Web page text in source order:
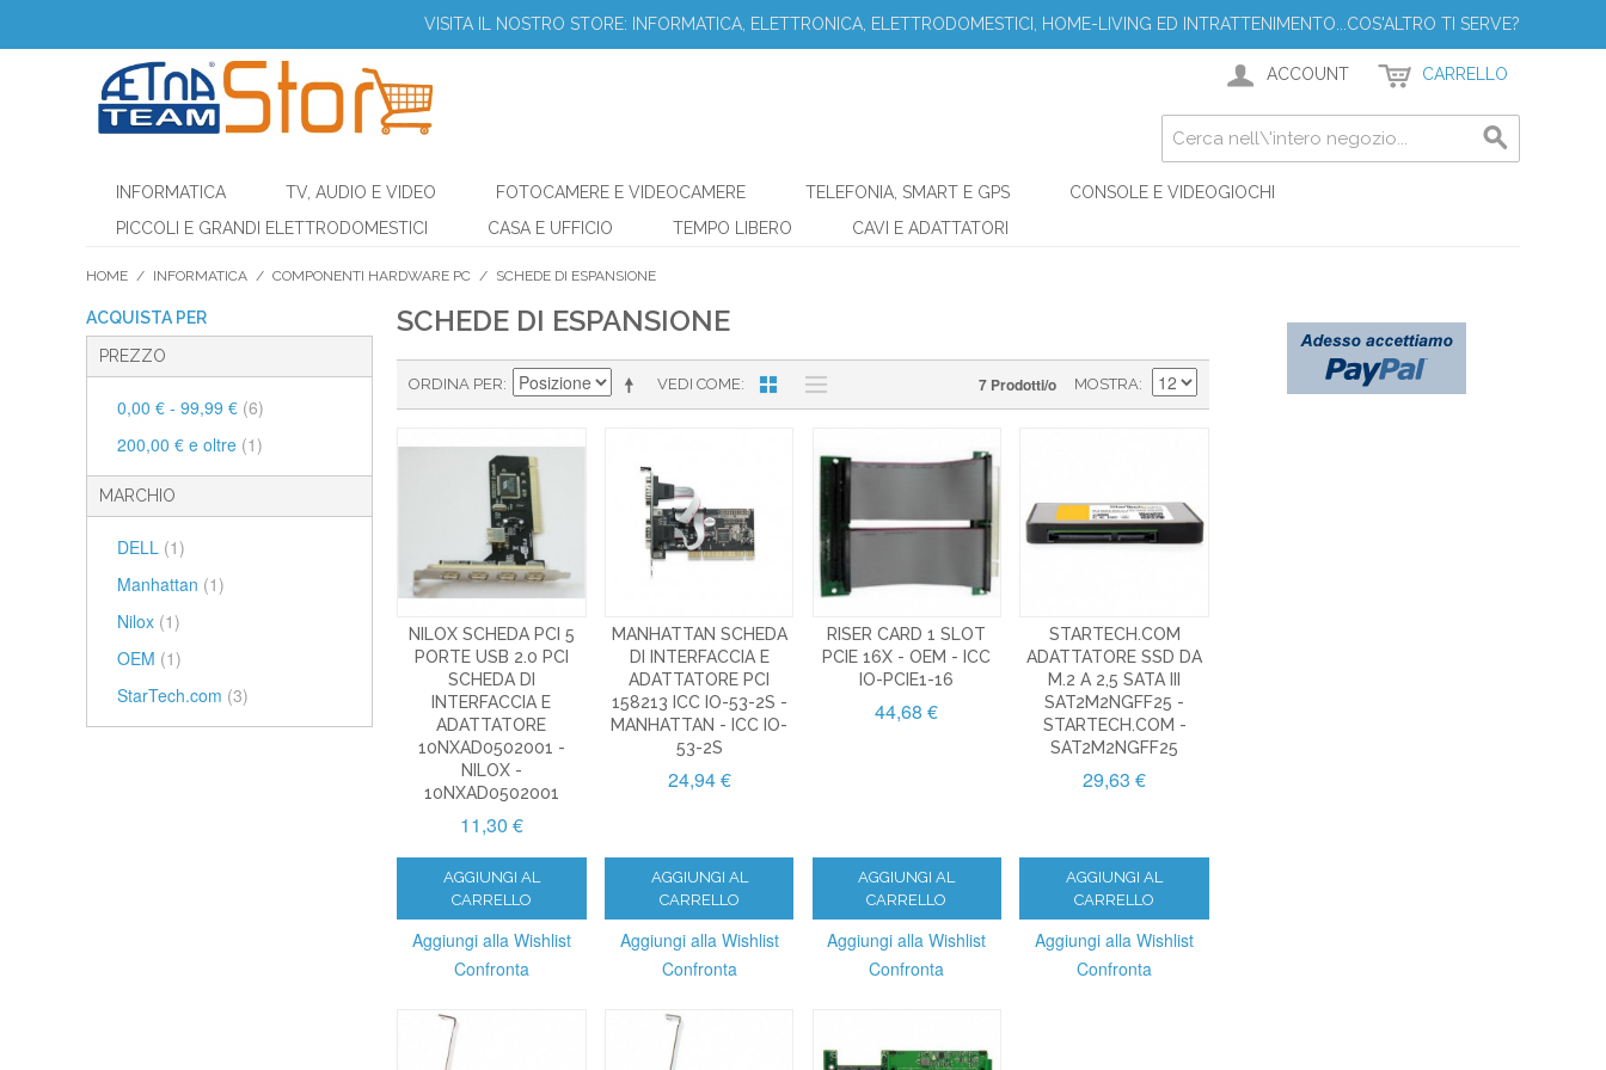
VISITA IL NOSTRO STORE: INFORMATICA, ELETTRONICA, ELETTRODOMESTICI, HOME-LIVING ED INTRATTENIMENTO...COS'ALTRO TI SERVE?
ACCOUNT CARRELLO
INFORMATICA TV, AUDIO E VIDEO FOTOCAMERE E VIDEOCAMERE TELEFONIA, SMART E GPS
CONSOLE E VIDEOGIOCHI
PICCOLI E GRANDI ELETTRODOMESTICI
CASA E UFFICIO TEMPO LIBERO CAVI E ADATTATORI
HOME / INFORMATICA / COMPONENTI HARDWARE PC / SCHEDE DI ESPANSIONE
ACQUISTA PER
PREZZO
0,00 € - 99,99 € (6)
200,00 € e oltre (1)
MARCHIO
DELL (1)
Manhattan (1)
Nilox (1)
OEM (1)
StarTech.com (3)
SCHEDE DI ESPANSIONE
VEDI COME
ORDINA PER 7 Prodotti/o MOSTRA
NILOX SCHEDA PCI 5
PORTE USB 2.0 PCI
SCHEDA DI
INTERFACCIA E
ADATTATORE
10NXAD0502001 -
NILOX -
10NXAD0502001
11,30 €
AGGIUNGI AL
CARRELLO
Aggiungi alla Wishlist
Confronta
MANHATTAN SCHEDA
DI INTERFACCIA E
ADATTATORE PCI
158213 ICC IO-53-2S -
MANHATTAN - ICC IO-
53-2S
24,94 €
AGGIUNGI AL
CARRELLO
Aggiungi alla Wishlist
Confronta
RISER CARD 1 SLOT
PCIE 16X - OEM - ICC
IO-PCIE1-16
44,68 €
AGGIUNGI AL
CARRELLO
Aggiungi alla Wishlist
Confronta
STARTECH.COM
ADATTATORE SSD DA
M.2 A 2,5 SATA III
SAT2M2NGFF25 -
STARTECH.COM -
SAT2M2NGFF25
29,63 €
AGGIUNGI AL
CARRELLO
Aggiungi alla Wishlist
Confronta